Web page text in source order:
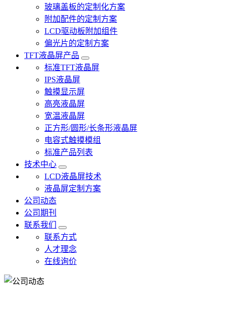
玻璃盖板的定制化方案
附加配件的定制方案
LCD驱动板附加组件
偏光片的定制方案
TFT液晶屏产品
标准TFT液晶屏
IPS液晶屏
触摸显示屏
高亮液晶屏
宽温液晶屏
正方形/圆形/长条形液晶屏
电容式触摸模组
标准产品列表
技术中心
LCD液晶屏技术
液晶屏定制方案
公司动态
公司期刊
联系我们
联系方式
人才理念
在线询价